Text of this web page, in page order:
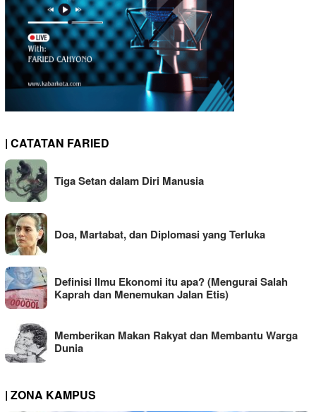
| CATATAN FARIED
Tiga Setan dalam Diri Manusia
Doa, Martabat, dan Diplomasi yang Terluka
Definisi Ilmu Ekonomi itu apa? (Mengurai Salah
Kaprah dan Menemukan Jalan Etis)
Memberikan Makan Rakyat dan Membantu Warga
Dunia
| ZONA KAMPUS